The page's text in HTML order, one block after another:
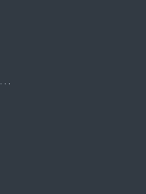
Gemeinschaftsrichtlinien